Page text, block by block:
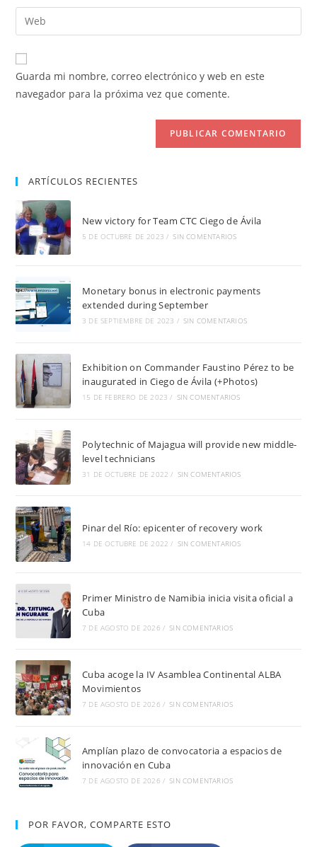
de
usuario
para
comentar
dirección
de
electrónico
para
comentar
Introduce
la
URL
de
Guarda mi nombre, correo electrónico y web en este
navegador para la próxima vez que comente.
ARTÍCULOS RECIENTES
New victory for Team CTC Ciego de Ávila
5 DE OCTUBRE DE 2023 / SIN COMENTARIOS
Monetary bonus in electronic payments
extended during September
3 DE SEPTIEMBRE DE 2023 / SIN COMENTARIOS
Exhibition on Commander Faustino Pérez to be
inaugurated in Ciego de Ávila (+Photos)
15 DE FEBRERO DE 2023 / SIN COMENTARIOS
Polytechnic of Majagua will provide new middle-
level technicians
31 DE OCTUBRE DE 2022 / SIN COMENTARIOS
Pinar del Río: epicenter of recovery work
14 DE OCTUBRE DE 2022 / SIN COMENTARIOS
Primer Ministro de Namibia inicia visita oficial a
Cuba
7 DE AGOSTO DE 2026 / SIN COMENTARIOS
Cuba acoge la IV Asamblea Continental ALBA
Movimientos
7 DE AGOSTO DE 2026 / SIN COMENTARIOS
Amplían plazo de convocatoria a espacios de
innovación en Cuba
7 DE AGOSTO DE 2026 / SIN COMENTARIOS
POR FAVOR, COMPARTE ESTO